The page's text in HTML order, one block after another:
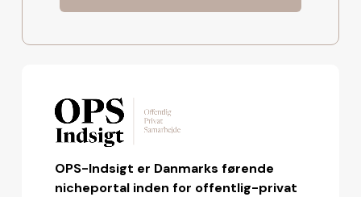
OPS-Indsigt er Danmarks førende
nicheportal inden for offentlig-privat